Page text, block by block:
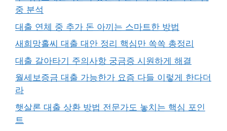
중 분석
대출 연체 중 추가 돈 아끼는 스마트한 방법
새희망홀씨 대출 대안 정리 핵심만 쏙쏙 총정리
대출 갈아타기 주의사항 궁금증 시원하게 해결
월세보증금 대출 가능한가 요즘 다들 이렇게 한다더
라
햇살론 대출 상환 방법 전문가도 놓치는 핵심 포인
트